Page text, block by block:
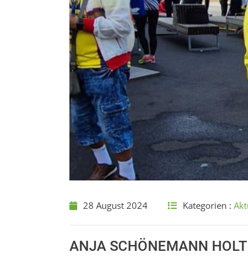
28 August 2024 Kategorien :
ANJA SCHÖNEMANN